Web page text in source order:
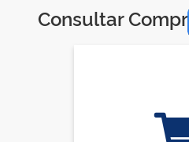
Consultar